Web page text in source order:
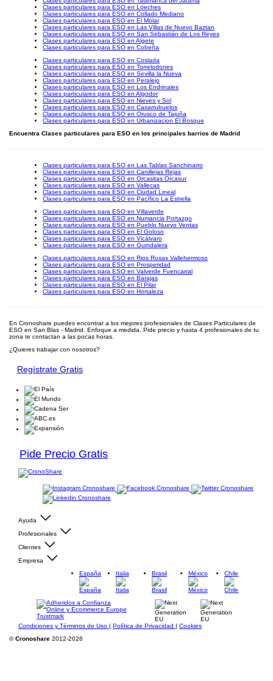
Clases particulares para ESO en Loeches
Clases particulares para ESO en Collado Mediano
Clases particulares para ESO en El Molar
Clases particulares para ESO en Las Villas de Nuevo Baztan
Clases particulares para ESO en San Sebastián de Los Reyes
Clases particulares para ESO en Algete
Clases particulares para ESO en Cobeña
Clases particulares para ESO en Coslada
Clases particulares para ESO en Torrelodones
Clases particulares para ESO en Sevilla la Nueva
Clases particulares para ESO en Peralejo
Clases particulares para ESO en Los Endrinales
Clases particulares para ESO en Algodor
Clases particulares para ESO en Nieves y Sol
Clases particulares para ESO en Casarrubuelos
Clases particulares para ESO en Orusco de Tajuña
Clases particulares para ESO en Urbanizacion El Bosque
Encuentra Clases particulares para ESO en los principales barrios de Madrid
Clases particulares para ESO en Las Tablas Sanchinarro
Clases particulares para ESO en Canillejas Rejas
Clases particulares para ESO en Orcasitas Orcasur
Clases particulares para ESO en Vallecas
Clases particulares para ESO en Ciudad Lineal
Clases particulares para ESO en Pacífico La Estrella
Clases particulares para ESO en Villaverde
Clases particulares para ESO en Numancia Portazgo
Clases particulares para ESO en Pueblo Nuevo Ventas
Clases particulares para ESO en El Goloso
Clases particulares para ESO en Vicálvaro
Clases particulares para ESO en Guindalera
Clases particulares para ESO en Rios Rosas Vallehermoso
Clases particulares para ESO en Prosperidad
Clases particulares para ESO en Valverde Fuencarral
Clases particulares para ESO en Barajas
Clases particulares para ESO en El Pilar
Clases particulares para ESO en Hortaleza
En Cronoshare puedes encontrar a los mejores profesionales de Clases Particulares de
ESO en San Blas - Madrid. Enfoque a medida. Pide precio y hasta 4 profesionales de tu
zona te contactan a las pocas horas.
¿Quieres trabajar con nosotros?
Regístrate Gratis
Pide Precio Gratis
Ayuda
Profesionales
Clientes
Empresa
España
Italia Brasil México Chile
Condiciones y Términos de Uso | Política de Privacidad | Cookies
©Cronoshare 2012-2026